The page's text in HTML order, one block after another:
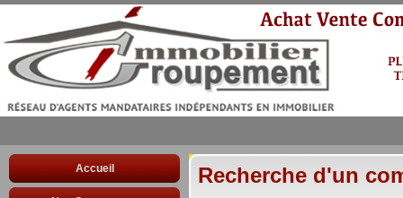
Accueil Recherche d'un